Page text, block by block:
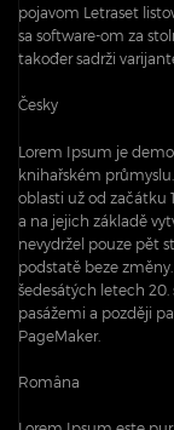
pojavom Letraset
sa software-om za
također sadrži
Česky
Lorem Ipsum je
knihařském
oblasti už od začátku
a na jejich základě
nevydržel pouze pět
podstatě beze
šedesátých letech 20.
pasážemi a později
PageMaker.
Româna